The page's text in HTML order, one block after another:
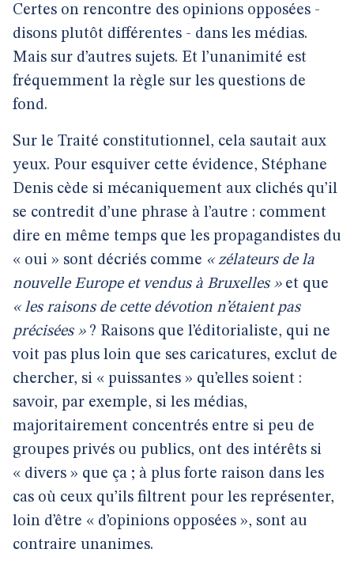
Certes on rencontre des opinions opposées -
disons plutôt différentes - dans les médias.
Mais sur d’autres sujets. Et l’unanimité est
fréquemment la règle sur les questions de
fond.
Sur le Traité constitutionnel, cela sautait aux
yeux. Pour esquiver cette évidence, Stéphane
Denis cède si mécaniquement aux clichés qu’il
se contredit d’une phrase à l’autre : comment
dire en même temps que les propagandistes du
« oui » sont décriés comme « zélateurs de la
nouvelle Europe et vendus à Bruxelles »et que
« les raisons de cette dévotion n’étaient pas
précisées »? Raisons que l’éditorialiste, qui ne
voit pas plus loin que ses caricatures, exclut de
chercher, si « puissantes » qu’elles soient :
savoir, par exemple, si les médias,
majoritairement concentrés entre si peu de
groupes privés ou publics, ont des intérêts si
« divers » que ça ; à plus forte raison dans les
cas où ceux qu’ils filtrent pour les représenter,
loin d’être « d’opinions opposées », sont au
contraire unanimes.